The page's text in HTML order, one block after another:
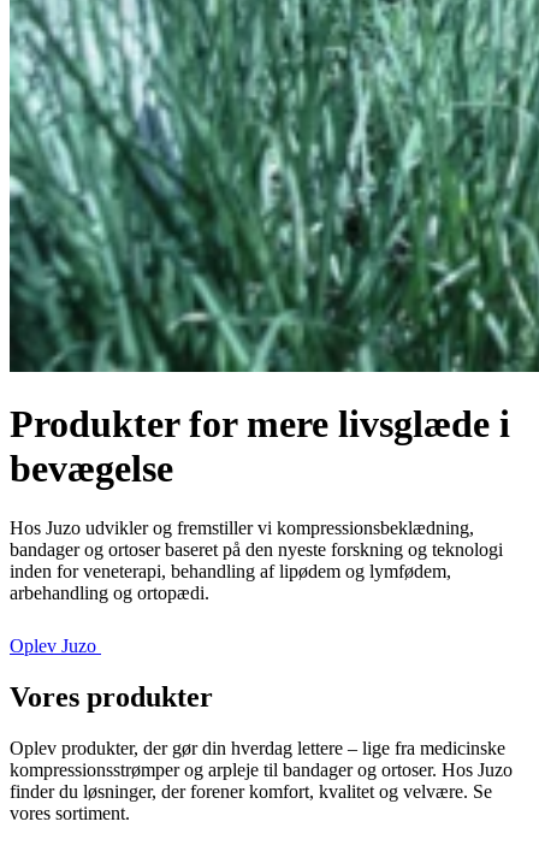
Produkter for mere livsglæde i
bevægelse
Hos Juzo udvikler og fremstiller vi kompressionsbeklædning,
bandager og ortoser baseret på den nyeste forskning og teknologi
inden for veneterapi, behandling af lipødem og lymfødem,
arbehandling og ortopædi.
Oplev Juzo
Vores produkter
Oplev produkter, der gør din hverdag lettere – lige fra medicinske
kompressionsstrømper og arpleje til bandager og ortoser. Hos Juzo
finder du løsninger, der forener komfort, kvalitet og velvære. Se
vores sortiment.